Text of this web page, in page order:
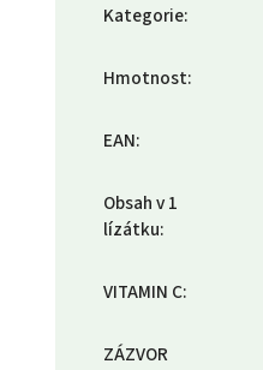
Kategorie:
Hmotnost:
EAN:
Obsah v 1
lízátku:
VITAMIN C:
ZÁZVOR